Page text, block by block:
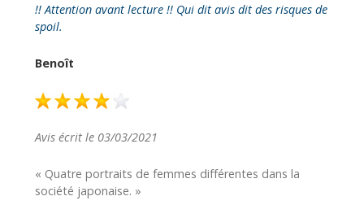
!! Attention avant lecture !! Qui dit avis dit des risques de
spoil.
Benoît
Avis écrit le 03/03/2021
« Quatre portraits de femmes différentes dans la
société japonaise. »